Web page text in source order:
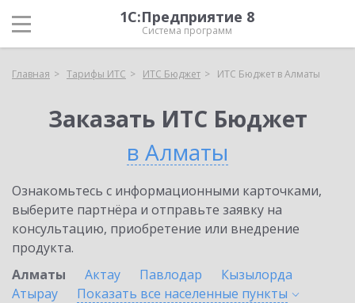
1С:Предприятие 8
Система программ
Главная Тарифы ИТС ИТС Бюджет ИТС Бюджет в Алматы
Заказать ИТС Бюджет
в Алматы
Ознакомьтесь с информационными карточками,
выберите партнёра и отправьте заявку на
консультацию, приобретение или внедрение
продукта.
Алматы
Актау Павлодар
Кызылорда
Атырау
Показать все населенные пункты